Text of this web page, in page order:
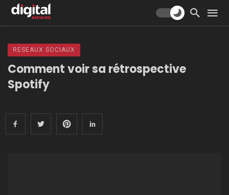
RESEAUX SOCIAUX
Comment voir sa rétrospective
Spotify